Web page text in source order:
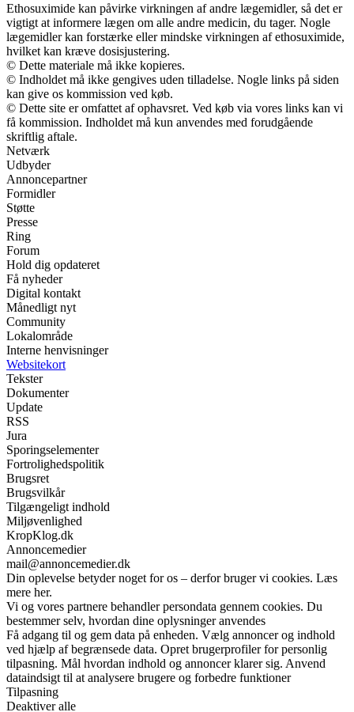
Ethosuximide kan påvirke virkningen af andre lægemidler, så det er
vigtigt at informere lægen om alle andre medicin, du tager. Nogle
lægemidler kan forstærke eller mindske virkningen af ethosuximide,
hvilket kan kræve dosisjustering.
© Dette materiale må ikke kopieres.
© Indholdet må ikke gengives uden tilladelse. Nogle links på siden
kan give os kommission ved køb.
© Dette site er omfattet af ophavsret. Ved køb via vores links kan vi
få kommission. Indholdet må kun anvendes med forudgående
skriftlig aftale.
Netværk
Udbyder
Annoncepartner
Formidler
Støtte
Presse
Ring
Forum
Hold dig opdateret
Få nyheder
Digital kontakt
Månedligt nyt
Community
Lokalområde
Interne henvisninger
Websitekort
Tekster
Dokumenter
Update
RSS
Jura
Sporingselementer
Fortrolighedspolitik
Brugsret
Brugsvilkår
Tilgængeligt indhold
Miljøvenlighed
KropKlog.dk
Annoncemedier
mail@annoncemedier.dk
Din oplevelse betyder noget for os – derfor bruger vi cookies. Læs
mere her.
Vi og vores partnere behandler persondata gennem cookies. Du
bestemmer selv, hvordan dine oplysninger anvendes
Få adgang til og gem data på enheden. Vælg annoncer og indhold
ved hjælp af begrænsede data. Opret brugerprofiler for personlig
tilpasning. Mål hvordan indhold og annoncer klarer sig. Anvend
dataindsigt til at analysere brugere og forbedre funktioner
Tilpasning
Deaktiver alle